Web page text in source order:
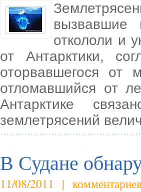
откололи и
от Антарктики,
оторвавшегося от
отломавшийся от
Антарктике
землетрясений
В Судане
11/08/2011 |